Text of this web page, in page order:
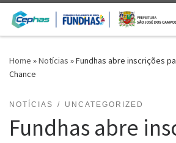
Skip to content
Home »Notícias »Fundhas abre inscrições
Chance
NOTÍCIAS UNCATEGORIZED
Fundhas abre